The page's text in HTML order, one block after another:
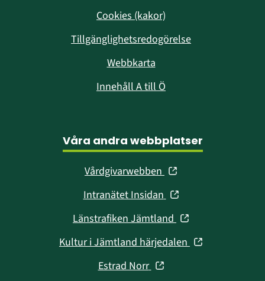
Cookies (kakor)
Tillgänglighetsredogörelse
Webbkarta
Innehåll A till Ö
Våra andra webbplatser
Vårdgivarwebben (öppnas
nytt
fönster)
Intranätet Insidan (öppnas
nytt
fönster)
Länstrafiken Jämtland (öppnas
nytt
Kultur i Jämtland härjedalen (öppnas
Estrad Norr (öppnas